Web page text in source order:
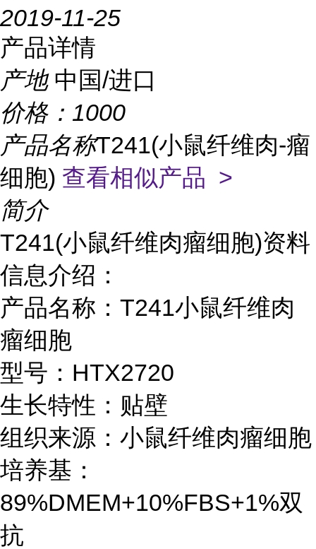
2019-11-25
产品详情
产地 中国/进口
价格： 1000
产品名称T241(小鼠纤维肉-瘤
细胞) 查看相似产品 >
简介
T241(小鼠纤维肉瘤细胞)资料
信息介绍：
产品名称：T241小鼠纤维肉
瘤细胞
型号：HTX2720
生长特性：贴壁
组织来源：小鼠纤维肉瘤细胞
培养基：
89%DMEM+10%FBS+1%双
抗